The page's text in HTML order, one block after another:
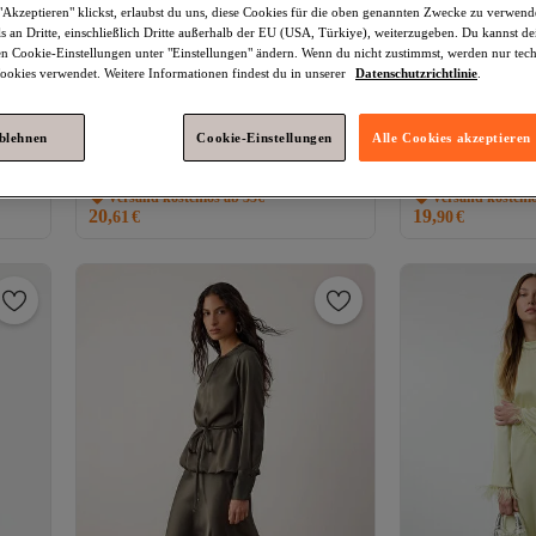
Trendyol Modest
Khakifarbenes
Britted-Satin-Abendkleid mit Taille
Versand kostenlos ab 35€
20,61 €
Trendyol Modest
Satin-Abendkleid
Versand
19,90€
klickst, erlaubst du uns, diese Cookies für die oben genannten Zwecke zu
an Dritte, einschließlich Dritte außerhalb der EU (USA, Türkiye), weiterzugeben. Du kannst
Cookie-Einstellungen unter "Einstellungen" ändern. Wenn du nicht zustimmst, werden nur
verwendet. Weitere Informationen findest du in unserer
Datenschutzrichtlinie
Cookie-Einstellungen Alle Cookies akzeptieren